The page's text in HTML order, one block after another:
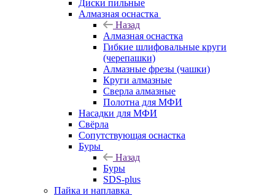
Диски пильные
Алмазная оснастка
Назад
Алмазная оснастка
Гибкие шлифовальные круги
(черепашки)
Алмазные фрезы (чашки)
Круги алмазные
Сверла алмазные
Полотна для МФИ
Насадки для МФИ
Свёрла
Сопутствующая оснастка
Буры
Назад
Буры
SDS-plus
Пайка и наплавка